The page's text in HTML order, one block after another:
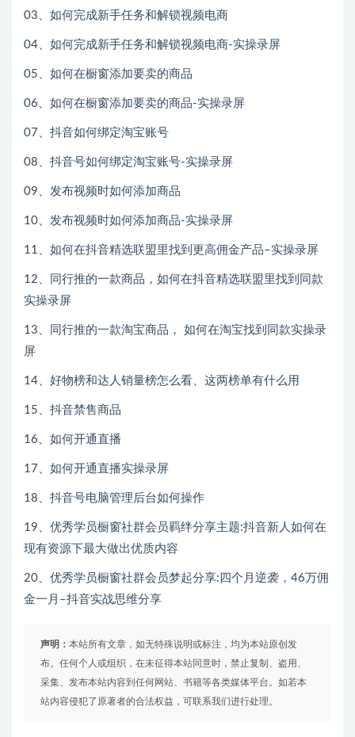
03、如何完成新手任务和解锁视频电商
04、如何完成新手任务和解锁视频电商-实操录屏
05、如何在橱窗添加要卖的商品
06、如何在橱窗添加要卖的商品-实操录屏
07、抖音如何绑定淘宝账号
08、抖音号如何绑定淘宝账号-实操录屏
09、发布视频时如何添加商品
10、发布视频时如何添加商品-实操录屏
11、如何在抖音精选联盟里找到更高佣金产品–实操录屏
12、同行推的一款商品，如何在抖音精选联盟里找到同款
实操录屏
13、同行推的一款淘宝商品， 如何在淘宝找到同款实操录
屏
14、好物榜和达人销量榜怎么看、这两榜单有什么用
15、抖音禁售商品
16、如何开通直播
17、如何开通直播实操录屏
18、抖音号电脑管理后台如何操作
19、优秀学员橱窗社群会员羁绊分享主题:抖音新人如何在
现有资源下最大做出优质内容
20、优秀学员橱窗社群会员梦起分享:四个月逆袭，46万佣
金一月–抖音实战思维分享
声明： 本站所有文章，如无特殊说明或标注，均为本站原创发
布。任何个人或组织，在未征得本站同意时，禁止复制、盗用、
采集、发布本站内容到任何网站、书籍等各类媒体平台。如若本
站内容侵犯了原著者的合法权益，可联系我们进行处理。